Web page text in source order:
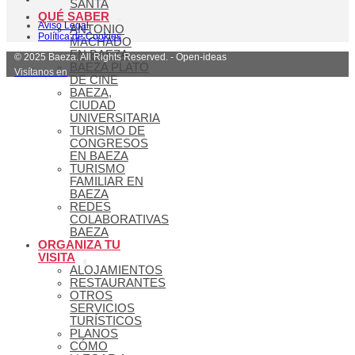
SANTA
QUÉ SABER
ANTONIO
MACHADO
EN BAEZA
BAEZA PLATÓ
DE CINE
BAEZA,
CIUDAD
UNIVERSITARIA
TURISMO DE
CONGRESOS
EN BAEZA
TURISMO
FAMILIAR EN
BAEZA
REDES
COLABORATIVAS
BAEZA
ORGANIZA TU
VISITA
ALOJAMIENTOS
RESTAURANTES
OTROS
SERVICIOS
TURÍSTICOS
PLANOS
CÓMO
Aviso Legal
Política de Cookies
© 2025 Baeza. All Rights Reserved. - Open-ideas
Visítanos en